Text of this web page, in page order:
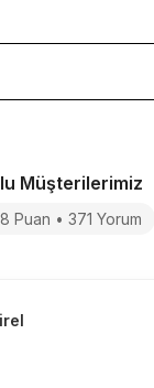
Müşterilerimiz
Puan • 371 Yorum